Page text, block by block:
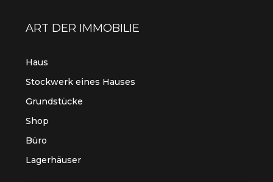
ART DER IMMOBILIE
Haus
Stockwerk eines Hauses
Grundstücke
Shop
Büro
Lagerhäuser